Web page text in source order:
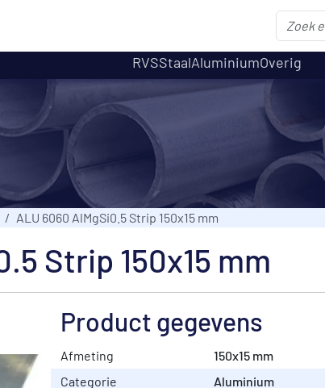
RVSStaalAluminiumOverig
ALU 6060 AlMgSi0.5 Strip 150x15 mm
Strip 150x15 mm
Product gegevens
Afmeting
150x15 mm
Categorie
Aluminium